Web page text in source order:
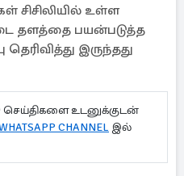
சிசிலியில் உள்ள
தளத்தை பயன்படுத்த
தெரிவித்து இருந்தது
செய்திகளை உடனுக்குடன்
CHANNEL இல்